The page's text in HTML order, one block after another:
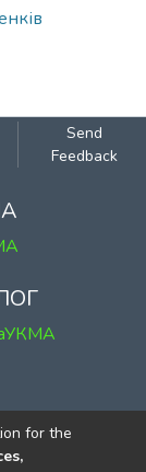
Send
Feedback
2
for the